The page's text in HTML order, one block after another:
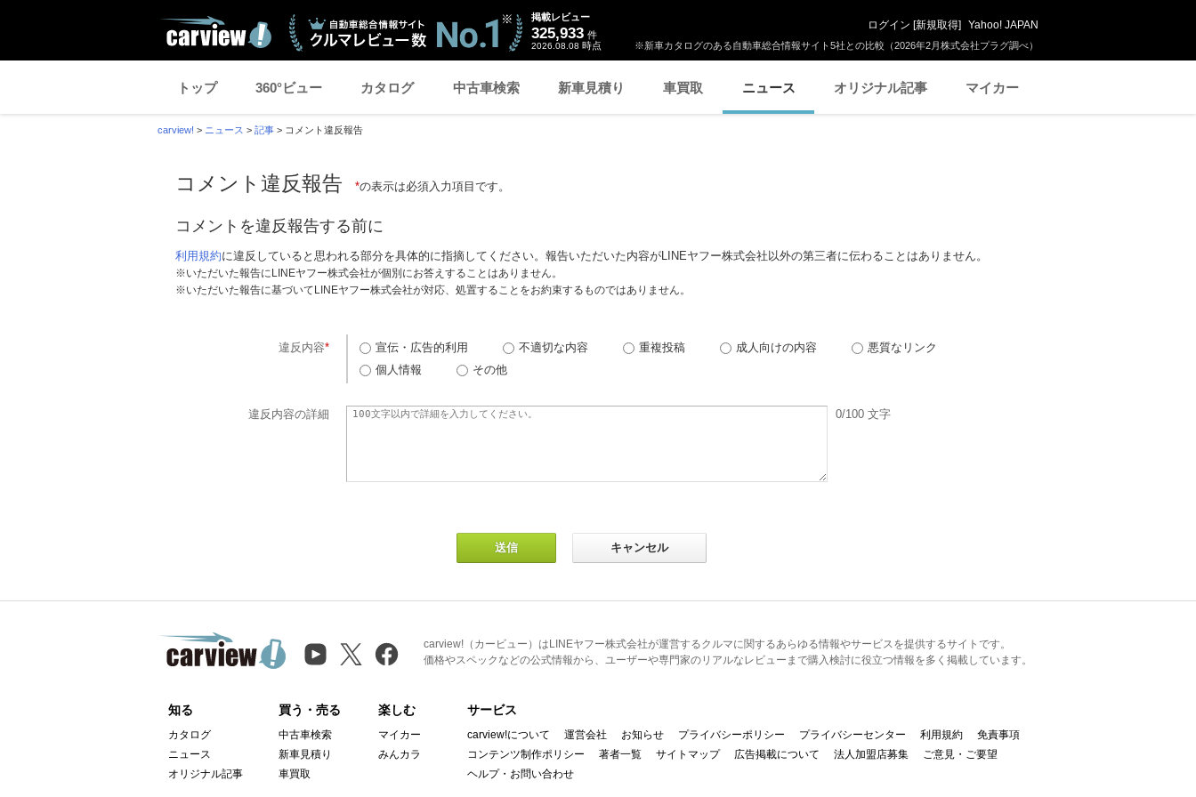
※新車カタログのある自動車総合情報サイト5社との比較（2026年2月株式会社プラグ調べ）
掲載レビュー
325,933 件
2026.08.08 時点
ログイン [新規取得] Yahoo! JAPAN
トップ 360°ビュー カタログ 中古車検索 新車見積り 車買取 ニュース オリジナル記事 マイカー
carview! > ニュース > 記事 > コメント違反報告
コメント違反報告 *の表示は必須入力項目です。
コメントを違反報告する前に
利用規約に違反していると思われる部分を具体的に指摘してください。報告いただいた内容がLINEヤフー株式会社以外の第三者に伝わることはありません。
※いただいた報告にLINEヤフー株式会社が個別にお答えすることはありません。
※いただいた報告に基づいてLINEヤフー株式会社が対応、処置することをお約束するものではありません。
違反内容* 宣伝・広告的利用 不適切な内容 重複投稿 成人向けの内容
悪質なリンク
個人情報
その他
違反内容の詳細 0/100 文字
carview!（カービュー）はLINEヤフー株式会社が運営するクルマに関するあらゆる情報やサービスを提供するサイトです。
価格やスペックなどの公式情報から、ユーザーや専門家のリアルなレビューまで購入検討に役立つ情報を多く掲載しています。
知る
カタログ
ニュース
オリジナル記事
買う・売る
中古車検索
新車見積り
車買取
楽しむ
マイカー
みんカラ
サービス
carview!について 運営会社 お知らせ プライバシーポリシー プライバシーセンター 利用規約
免責事項
コンテンツ制作ポリシー
著者一覧 サイトマップ 広告掲載について 法人加盟店募集
ご意見・ご要望
ヘルプ・お問い合わせ